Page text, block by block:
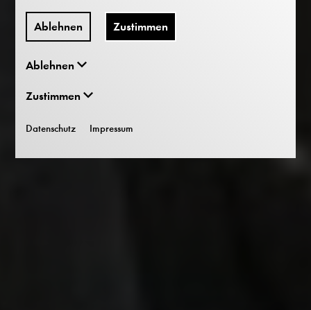
Ablehnen Zustimmen
Ablehnen
Zustimmen
Datenschutz Impressum